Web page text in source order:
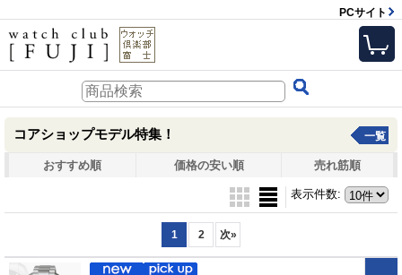
PCサイト
コアショップモデル特集！ 一覧
おすすめ順 価格の安い順 売れ筋順
表示件数:
1 2 次»